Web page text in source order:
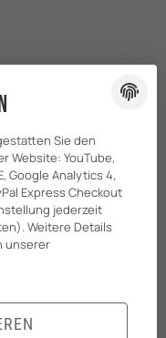
Sie den
Website: YouTube,
Google Analytics 4,
Express Checkout
jederzeit
Weitere Details
unserer